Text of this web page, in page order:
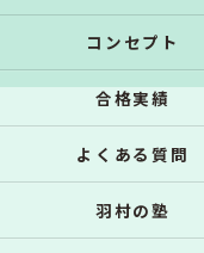
コンセプト
合格実績
よくある質問
羽村の塾